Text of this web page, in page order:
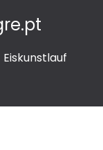
Eiskunstlauf